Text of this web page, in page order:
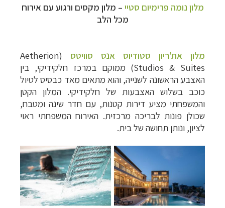
מלון נומה פרימיום סטיי – מלון מקסים ורגוע עם אירוח
מכל הלב
מלון את'ריון סטודיוס אנס סוויטס
(Aetherion
Studios & Suites) ממוקם במרכז חלקידיקי, בין
האצבע הראשונה לשנייה, והוא מתאים מאד כבסיס לטיול
כוכב בשלוש האצבעות של חלקידיקי. המלון הקטן
והמשפחתי מציע דירות קטנות, עם חדר שינה ומטבח,
שכולן פונות לבריכה מרכזית. האירוח המשפחתי ראוי
לציון, ונותן תחושה של בית.